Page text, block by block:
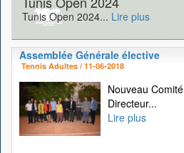
Tunis Open 2024... Lire plus
Assemblée Générale élective
Tennis Adultes / 11-06-2018
Nouveau Comité
Directeur...
Lire plus